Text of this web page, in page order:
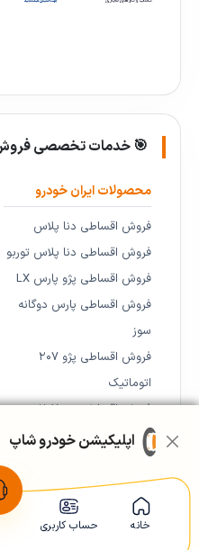
خانه حساب کاربری
🎯 خدمات تخصصی
محصولات ایران خودرو
فروش اقساطی دنا پلاس
فروش اقساطی دنا پلاس توربو
فروش اقساطی پژو پارس LX
فروش اقساطی پارس دوگانه
سوز
فروش اقساطی پژو ۲۰۷
اتوماتیک
فروش اقساطی پژو ۲۰۷
دنده‌ای
فروش اقساطی تارا
خودروهای مونتاژی
اپلیکیشن خودرو شاپ